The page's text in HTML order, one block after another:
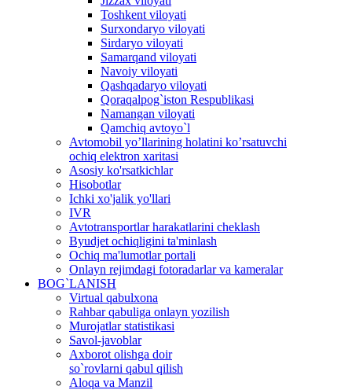
Toshkent viloyati
Surxondaryo viloyati
Sirdaryo viloyati
Samarqand viloyati
Navoiy viloyati
Qashqadaryo viloyati
Qoraqalpog`iston Respublikasi
Namangan viloyati
Qamchiq avtoyo`l
Avtomobil yo’llarining holatini ko’rsatuvchi
ochiq elektron xaritasi
Asosiy ko'rsatkichlar
Hisobotlar
Ichki xo'jalik yo'llari
IVR
Avtotransportlar harakatlarini cheklash
Byudjet ochiqligini ta'minlash
Ochiq ma'lumotlar portali
Onlayn rejimdagi fotoradarlar va kameralar
BOG`LANISH
Virtual qabulxona
Rahbar qabuliga onlayn yozilish
Murojatlar statistikasi
Savol-javoblar
Axborot olishga doir
so`rovlarni qabul qilish
Aloqa va Manzil